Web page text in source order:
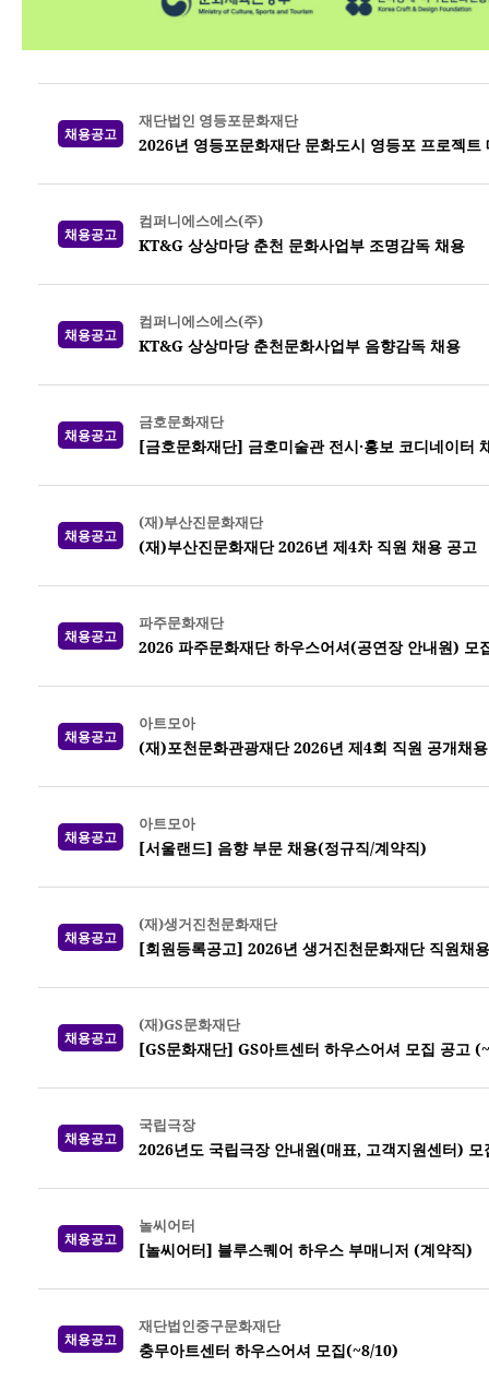
채용공고
재단법인 영등포문화재단
2026년 영등포문화재단 문화도시 영등포 프로젝
채용공고
컴퍼니에스에스(주)
KT&G 상상마당 춘천 문화사업부 조명감독 채용
채용공고
컴퍼니에스에스(주)
KT&G 상상마당 춘천문화사업부 음향감독 채용
채용공고
금호문화재단
[금호문화재단] 금호미술관 전시·홍보 코디네이터
채용공고
(재)부산진문화재단
(재)부산진문화재단 2026년 제4차 직원 채용 공고
채용공고
파주문화재단
2026 파주문화재단 하우스어셔(공연장 안내원) 모
채용공고
아트모아
(재)포천문화관광재단 2026년 제4회 직원 공개채
채용공고
아트모아
[서울랜드] 음향 부문 채용(정규직/계약직)
채용공고
(재)생거진천문화재단
[회원등록공고] 2026년 생거진천문화재단 직원채
채용공고
(재)GS문화재단
[GS문화재단] GS아트센터 하우스어셔 모집 공고
채용공고
국립극장
2026년도 국립극장 안내원(매표, 고객지원센터)
채용공고
놀씨어터
[놀씨어터] 블루스퀘어 하우스 부매니저 (계약직)
채용공고
재단법인중구문화재단
충무아트센터 하우스어셔 모집(~8/10)